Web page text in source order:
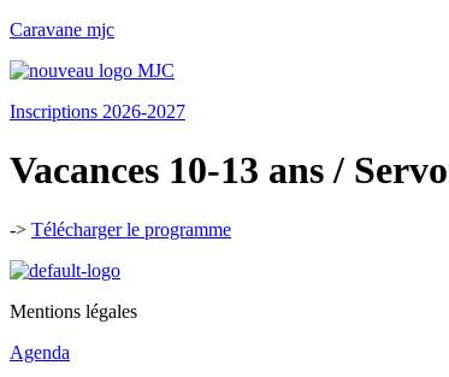
Caravane mjc
Inscriptions 2026-2027
Vacances 10-13 ans /
-> Télécharger le programme
Mentions légales
Agenda